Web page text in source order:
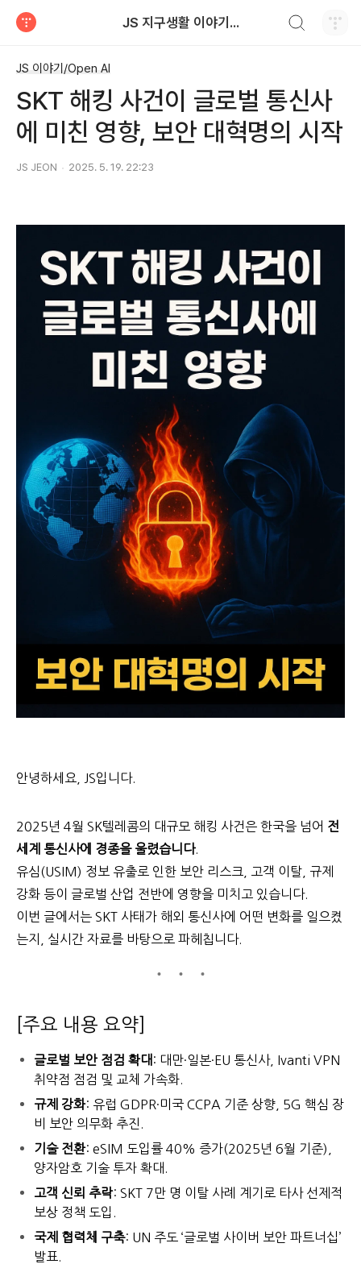
JS 지구생활 이야기...
JS 이야기/Open AI
SKT 해킹 사건이 글로벌 통신사
에 미친 영향, 보안 대혁명의 시작
JS JEON 2025. 5. 19. 22:23
안녕하세요, JS입니다.
2025년 4월 SK텔레콤의 대규모 해킹 사건은 한국을 넘어 전
세계 통신사에 경종을 울렸습니다.
유심(USIM) 정보 유출로 인한 보안 리스크, 고객 이탈, 규제
강화 등이 글로벌 산업 전반에 영향을 미치고 있습니다.
이번 글에서는 SKT 사태가 해외 통신사에 어떤 변화를 일으켰
는지, 실시간 자료를 바탕으로 파헤칩니다.
[주요 내용 요약]
글로벌 보안 점검 확대 : 대만·일본·EU 통신사, Ivanti VPN
취약점 점검 및 교체 가속화.
규제 강화: 유럽 GDPR·미국 CCPA 기준 상향, 5G 핵심 장
비 보안 의무화 추진.
기술 전환: eSIM 도입률 40% 증가(2025년 6월 기준),
양자암호 기술 투자 확대.
고객 신뢰 추락: SKT 7만 명 이탈 사례 계기로 타사 선제적
보상 정책 도입.
국제 협력체 구축: UN 주도 ‘글로벌 사이버 보안 파트너십’
발표.